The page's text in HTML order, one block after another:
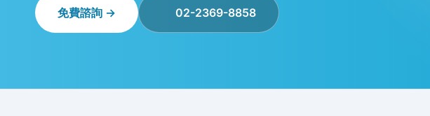
免費諮詢 → 02-2369-8858